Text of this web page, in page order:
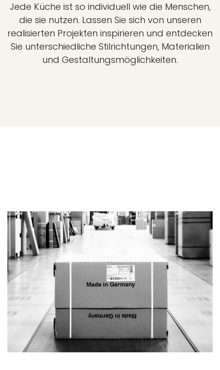
Jede Küche ist so individuell wie die Menschen,
die sie nutzen. Lassen Sie sich von unseren
realisierten Projekten inspirieren und entdecken
Sie unterschiedliche Stilrichtungen, Materialien
und Gestaltungsmöglichkeiten.